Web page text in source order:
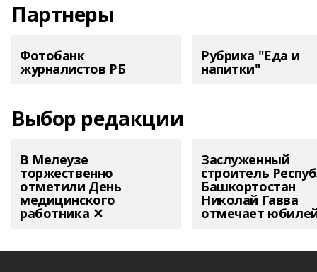
Партнеры
Фотобанк
журналистов РБ
Рубрика "Еда и
напитки"
Выбор редакции
В Мелеузе
торжественно
отметили День
медицинского
работника ✕
Заслуженный
строитель
Башкортостан
Николай Гавва
отмечает